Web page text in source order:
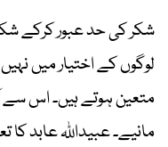
شکر کی حد عبور کرکے
لوگوں کے اختیار میں
متعین ہوتے ہیں۔ اس سے
مانیے۔ عبیداللہ عابد